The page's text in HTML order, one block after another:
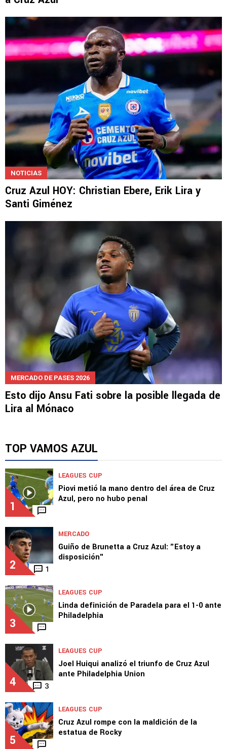
NOTICIAS
Cruz Azul HOY: Christian Ebere, Erik Lira y
Santi Giménez
MERCADO DE PASES 2026
Esto dijo Ansu Fati sobre la posible llegada de
Lira al Mónaco
TOP VAMOS AZUL
1
LEAGUES CUP
Piovi metió la mano dentro del área de Cruz
Azul, pero no hubo penal
2 1
MERCADO
Guiño de Brunetta a Cruz Azul: "Estoy a
disposición"
3
LEAGUES CUP
Linda definición de Paradela para el 1-0 ante
Philadelphia
4 3
LEAGUES CUP
Joel Huiqui analizó el triunfo de Cruz Azul
ante Philadelphia Union
5
LEAGUES CUP
Cruz Azul rompe con la maldición de la
estatua de Rocky